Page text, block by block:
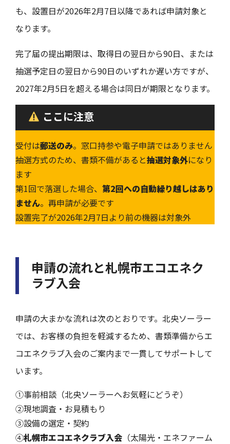
も、設置日が2026年2月7日以降であれば申請対象と
なります。
完了届の提出期限は、取得日の翌日から90日、または
抽選予定日の翌日から90日のいずれか遅い方ですが、
2027年2月5日を超える場合は同日が期限となります。
ここに注意
受付は郵送のみ。窓口持参や電子申請ではありません
抽選方式のため、書類不備があると抽選対象外になり
ます
第1回で落選した場合、 第2回への自動繰り越しはあり
ません。再申請が必要です
設置完了が2026年2月7日より前の機器は対象外
申請の流れと札幌市エコエネク
ラブ入会
申請の大まかな流れは次のとおりです。北央ソーラー
では、お客様の負担を軽減するため、書類準備からエ
コエネクラブ入会のご案内まで一貫してサポートして
います。
①事前相談（北央ソーラーへお気軽にどうぞ）
②現地調査・お見積もり
③設備の選定・契約
④札幌市エコエネクラブ入会 （太陽光・エネファーム